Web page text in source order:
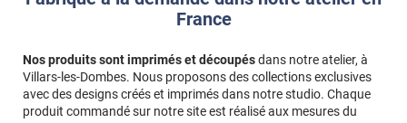
France
Nos produits sont imprimés et découpésdans notre atelier, à
Villars-les-Dombes. Nous proposons des collections exclusives
avec des designs créés et imprimés dans notre studio. Chaque
produit commandé sur notre site est réalisé aux mesures du
seront pas comme des stickers. Ils seront imprimés sur toute la
Des frais supplémentaires peuvent s’appliquer si le fichier
transmis n’est pas exploitable tel quel. Cela inclut notamment les
visuels ou logos de mauvaise qualité, les fichiers non vectorisés
ou l'absence de fichier prêt à imprimer. Toute intervention de